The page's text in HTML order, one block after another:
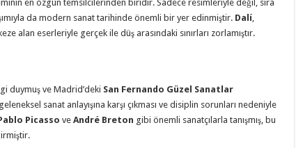
en özgün temsilcilerinden biridir. Sadece resimleriyle değil, sıra
da modern sanat tarihinde önemli bir yer edinmiştir. Dalí
alan eserleriyle gerçek ile düş arasındaki sınırları zorlamıştır.
duymuş ve Madrid’deki San Fernando Güzel Sanatlar
sanat anlayışına karşı çıkması ve disiplin sorunları nedeniyle
Picasso ve André Breton gibi önemli sanatçılarla tanışmış, bu